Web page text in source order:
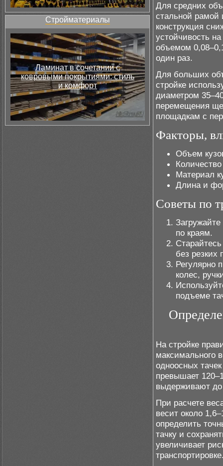
Стройматериалы
Ламинат в сочетании с
ковровыми покрытиями: стиль
и комфорт
Для средних
стальной рамой
конструкция
устойчивость
объемом
один раз.
Для больших
стройке
диаметром
перемещения
площадкам с
Факторы,
Объем
Материал
Длина и
Советы по
по краям.
без резких
Регулярно
колес,
подъеме
На стройке
максимального
одноосных
превышает
выдерживают до
При расчете
весит около
определить
тачку и
увеличивает